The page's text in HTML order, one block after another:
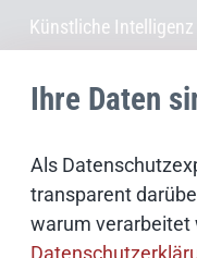
Ihre Daten
Als
transparent
warum verarbeitet
Künstliche Intelligenz
Open Source
IT Sicherheit
Onlinezugangsgesetz